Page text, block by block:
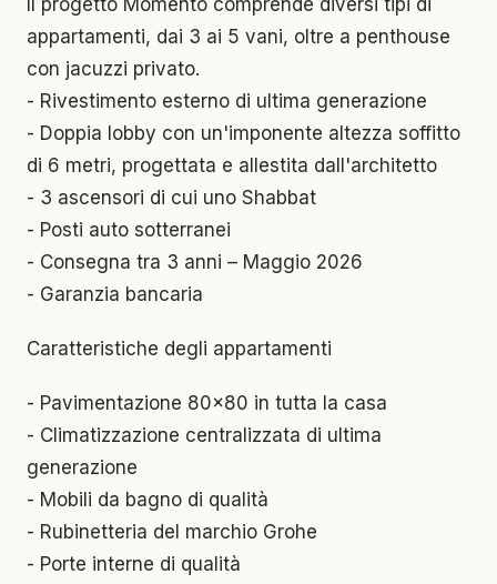
Il progetto Momento comprende diversi tipi di
appartamenti, dai 3 ai 5 vani, oltre a penthouse
con jacuzzi privato.
- Rivestimento esterno di ultima generazione
- Doppia lobby con un'imponente altezza soffitto
di 6 metri, progettata e allestita dall'architetto
- 3 ascensori di cui uno Shabbat
- Posti auto sotterranei
- Consegna tra 3 anni – Maggio 2026
- Garanzia bancaria
Caratteristiche degli appartamenti
- Pavimentazione 80x80 in tutta la casa
- Climatizzazione centralizzata di ultima
generazione
- Mobili da bagno di qualità
- Rubinetteria del marchio Grohe
- Porte interne di qualità